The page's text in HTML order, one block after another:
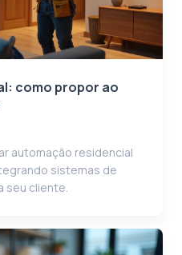
como propor ao
automação residencial
sistemas de
seu cliente.